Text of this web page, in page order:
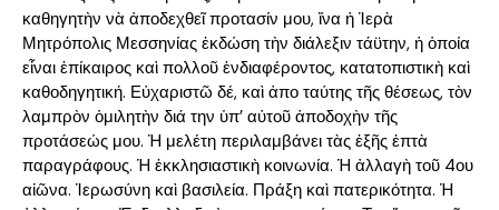
καθηγητὴν νὰ ἀποδεχθεῖ προτασίν μου, ἵνα ἡ Ἱερὰ
Μητρόπολις Μεσσηνίας ἐκδώση τὴν διάλεξιν τάϋτην, ἡ ὁποία
εἶναι ἐπίκαιρος καὶ πολλοῦ ἐνδιαφέροντος, κατατοπιστικὴ καὶ
καθοδηγητική. Εὐχαριστῶ δέ, καὶ ἀπο ταύτης τῆς θέσεως, τὸν
λαμπρὸν ὁμιλητὴν διά την ὑπ’ αὐτοῦ ἀποδοχὴν τῆς
προτάσεώς μου. Ἡ μελέτη περιλαμβάνει τὰς ἑξῆς ἑπτὰ
παραγράφους. Ἡ ἐκκλησιαστικὴ κοινωνία. Ἡ ἀλλαγὴ τοῦ 4ου
αἰῶνα. Ἱερωσύνη καὶ βασιλεία. Πράξη καὶ πατερικότητα. Ἡ